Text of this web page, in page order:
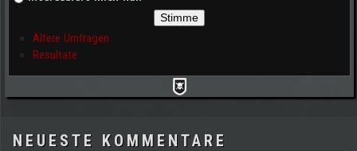
Ältere Umfragen
Resultate
NEUESTE KOMMENTARE